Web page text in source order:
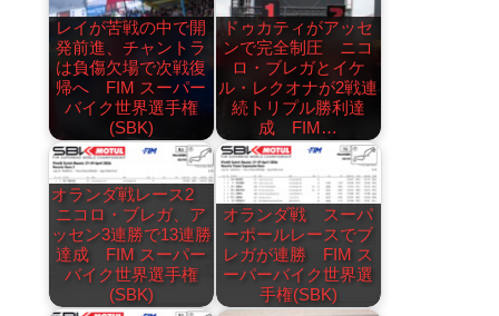
レイが苦戦の中で開
発前進、チャントラ
は負傷欠場で次戦復
帰へ FIM スーパー
バイク世界選手権
(SBK)
ドゥカティがアッセ
ンで完全制圧 ニコ
ロ・ブレガとイケ
ル・レクオナが2戦連
続トリプル勝利達
成 FIM…
オランダ戦レース2
ニコロ・ブレガ、ア
ッセン3連勝で13連勝
達成 FIM スーパー
バイク世界選手権
(SBK)
オランダ戦 スーパ
ーポールレースでブ
レガが連勝 FIM ス
ーパーバイク世界選
手権(SBK)